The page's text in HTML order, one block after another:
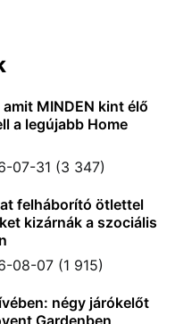
MINDEN kint élő
a legújabb Home
07-31 (3 347)
felháborító ötlettel
kizárnák a szociális
08-07 (1 915)
négy járókelőt